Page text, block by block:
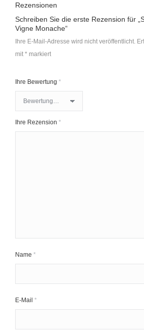
Rezensionen
Schreiben Sie die erste Rezension für
Vigne Monache“
Ihre E-Mail-Adresse wird nicht veröffentlicht.
mit* markiert
Ihre Bewertung *
Ihre Rezension *
Name *
E-Mail *